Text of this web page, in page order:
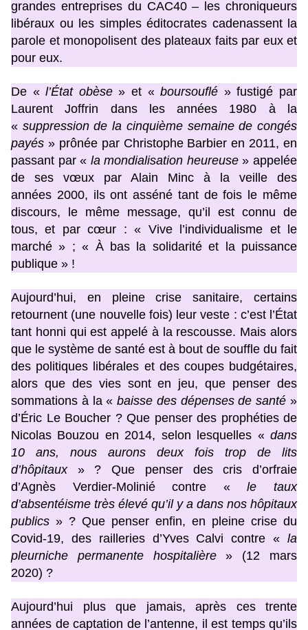
grandes entreprises du CAC40 – les chroniqueurs
libéraux ou les simples éditocrates cadenassent la
parole et monopolisent des plateaux faits par eux et
pour eux.
De «l’État obèse» et «boursouflé » fustigé par
Laurent Joffrin dans les années 1980 à la
« suppression de la cinquième semaine de congés
payés » prônée par Christophe Barbier en 2011, en
passant par « la mondialisation heureuse» appelée
de ses vœux par Alain Minc à la veille des
années 2000, ils ont asséné tant de fois le même
discours, le même message, qu’il est connu de
tous, et par cœur : « Vive l’individualisme et le
marché » ; « À bas la solidarité et la puissance
publique » !
Aujourd’hui, en pleine crise sanitaire, certains
retournent (une nouvelle fois) leur veste : c’est l’État
tant honni qui est appelé à la rescousse. Mais alors
que le système de santé est à bout de souffle du fait
des politiques libérales et des coupes budgétaires,
alors que des vies sont en jeu, que penser des
sommations à la «baisse des dépenses de santé »
d’Éric Le Boucher ? Que penser des prophéties de
Nicolas Bouzou en 2014, selon lesquelles « dans
10 ans, nous aurons deux fois trop de lits
d’hôpitaux» ? Que penser des cris d’orfraie
d’Agnès Verdier-Molinié contre «le taux
d’absentéisme très élevé qu’il y a dans nos hôpitaux
publics » ? Que penser enfin, en pleine crise du
Covid-19, des railleries d’Yves Calvi contre « la
pleurniche permanente hospitalière» (12 mars
2020) ?
Aujourd’hui plus que jamais, après ces trente
années de captation de l’antenne, il est temps qu’ils